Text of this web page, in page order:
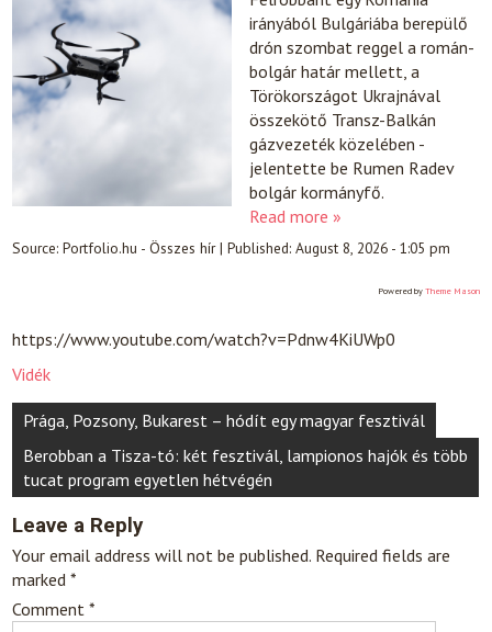
irányából Bulgáriába berepülő
drón szombat reggel a román-
bolgár határ mellett, a
Törökországot Ukrajnával
összekötő Transz-Balkán
gázvezeték közelében -
jelentette be Rumen Radev
bolgár kormányfő.
Read more »
Source:Portfolio.hu - Összes hír|Published:August 8, 2026 - 1:05 pm
Powered by Theme Mason
https://www.youtube.com/watch?v=Pdnw4KiUWp0
Vidék
Post
navigation
Prága, Pozsony, Bukarest – hódít egy magyar fesztivál
Berobban a Tisza-tó: két fesztivál, lampionos hajók és több
tucat program egyetlen hétvégén
Leave a Reply
Your email address will not be published. Required fields are
marked*
Comment*